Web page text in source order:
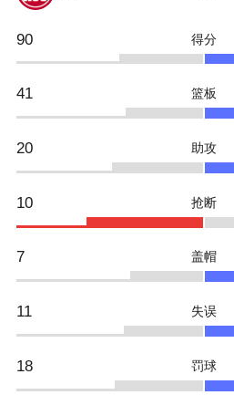
90 得分
41 篮板
20 助攻
10 抢断
7 盖帽
11 失误
18 罚球